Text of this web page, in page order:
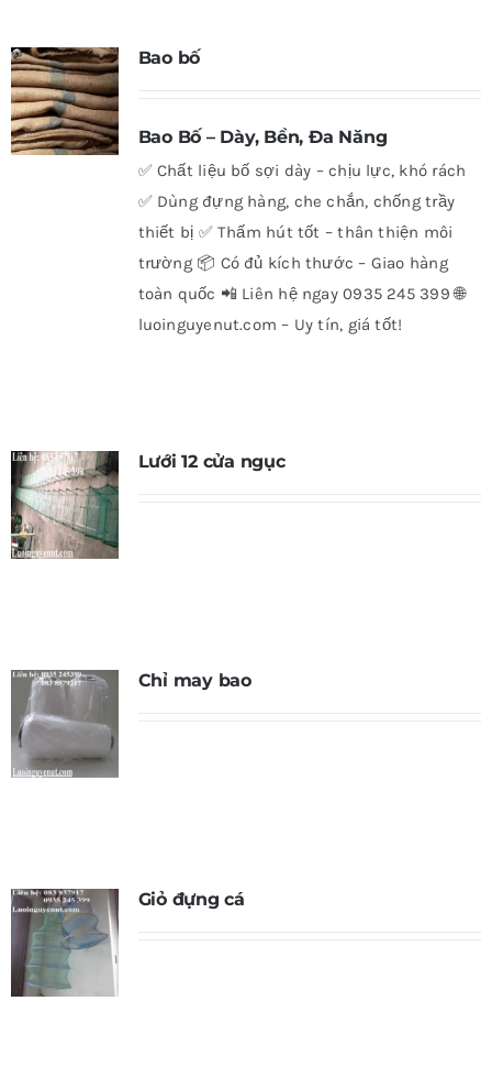
Bao bố
Bao Bố – Dày, Bền, Đa Năng
✅ Chất liệu bố sợi dày – chịu lực, khó rách
✅ Dùng đựng hàng, che chắn, chống trầy
thiết bị ✅ Thấm hút tốt – thân thiện môi
trường 📦 Có đủ kích thước – Giao hàng
toàn quốc 📲 Liên hệ ngay 0935 245 399 🌐
luoinguyenut.com – Uy tín, giá tốt!
Lưới 12 cửa ngục
Chỉ may bao
Giỏ đựng cá